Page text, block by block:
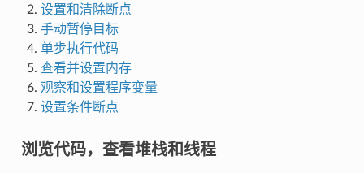
设置和清除断点
手动暂停目标
单步执行代码
查看并设置内存
观察和设置程序变量
设置条件断点
浏览代码，查看堆栈和线程